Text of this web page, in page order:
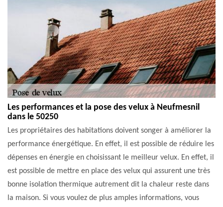
Les performances et la pose des velux à Neufmesnil
dans le 50250
Les propriétaires des habitations doivent songer à améliorer la
performance énergétique. En effet, il est possible de réduire les
dépenses en énergie en choisissant le meilleur velux. En effet, il
est possible de mettre en place des velux qui assurent une très
bonne isolation thermique autrement dit la chaleur reste dans
la maison. Si vous voulez de plus amples informations, vous